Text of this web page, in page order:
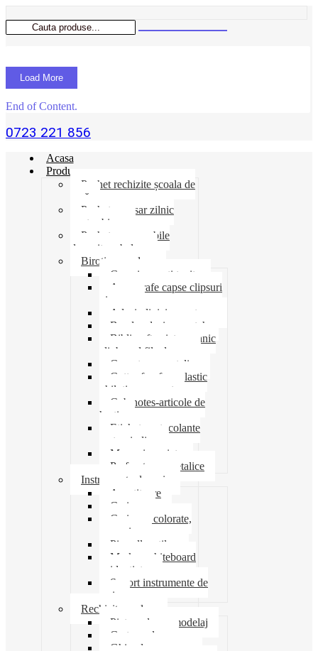
Load More
End of Content.
0723 221 856
Acasa
Produse
Pachet rechizite școala de
vară
Pachet necesar zilnic
pentru birou
Pachet consumabile
depozit-ambalare
Birotica-produse
Cosuri suporti tavite
Ace agrafe capse clipsuri
pioneze
Adeziv lipici corectoare
Banda adeziva-scotch
Biblioraft caiet mecanic
clipboard file dosare
Capsatoare metalice
Cutter foarfeca elastic
ghilotina magnet
Cub notes-articole de
hartie
Etichete autocolante
carton indigo
Mape si serviete
Perforatoare metalice
Instrumente de scris
Ascutitoare
Carioca
Creioane colorate,
mecanice
Pix roller stilou
Marker whiteboard
evidentiator
Suport instrumente de
scris
Rechizite scolare
Pictura desen modelaj
Creta scolara
Ghiozdane penare